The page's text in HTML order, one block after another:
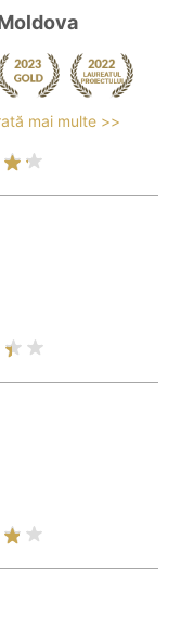
mai multe >>